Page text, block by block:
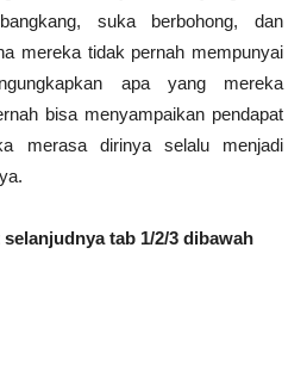
suka berbohong, dan
mereka tidak pernah mempunyai
apa yang mereka
bisa menyampaikan pendapat
merasa dirinya selalu menjadi
tab 1/2/3 dibawah